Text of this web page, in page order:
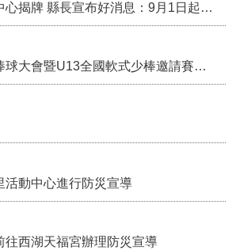
苗栗親子館暨托嬰中心揭牌 縣長宣布好消息：9月1日起調降臨時托嬰費用
第二屆台灣火星人棒球大會暨U13全國軟式少棒邀請賽在苗栗舉辦
活動中心進行防災宣導
往西湖天福宮辦理防災宣導